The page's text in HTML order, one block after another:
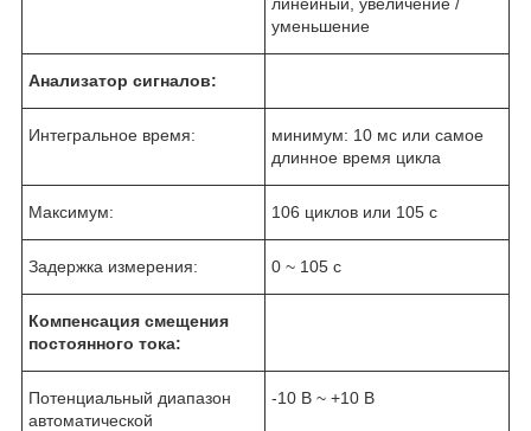
уменьшение
Анализатор сигналов:
Интегральное время:
минимум: 10 мс или самое
длинное время цикла
Максимум: 106 циклов или 105 с
Задержка измерения: 0 ~ 105 с
Компенсация смещения
постоянного тока:
Потенциальный диапазон
автоматической
-10 В ~ +10 В